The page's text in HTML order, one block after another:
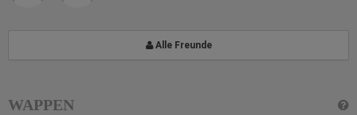
Alle Freunde
WAPPEN